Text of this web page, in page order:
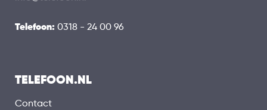
Telefoon: 0318 - 24 00 96
TELEFOON.NL
Contact